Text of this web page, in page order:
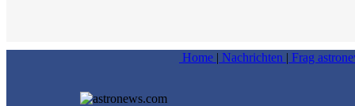
Home | Nachrichten | Frag